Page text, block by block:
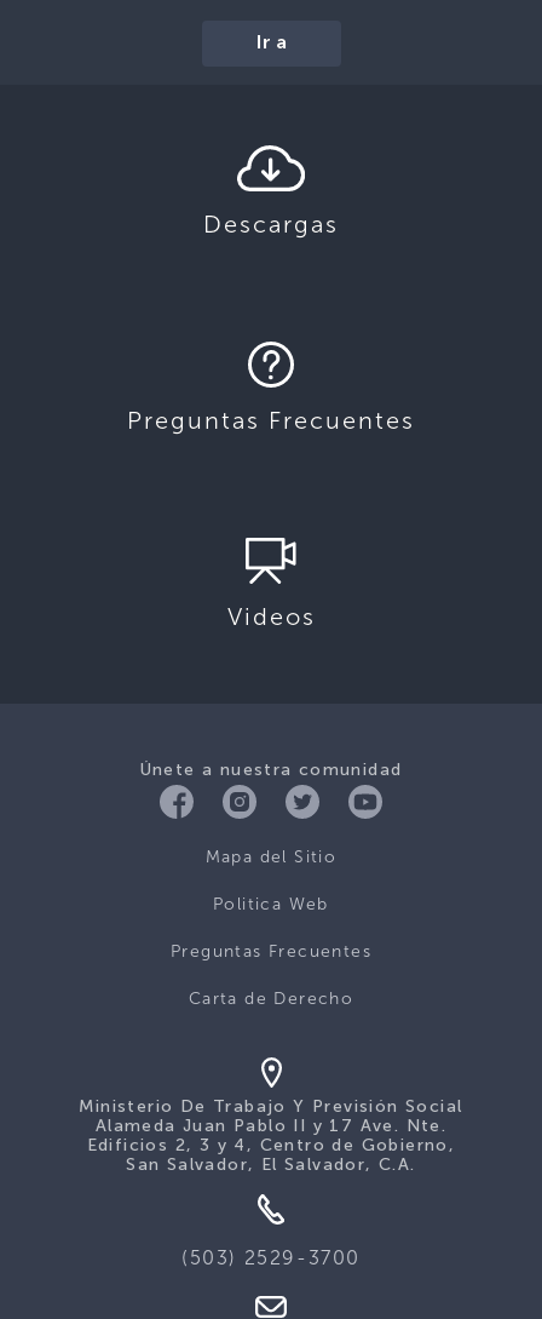
Ir a
Descargas
Preguntas Frecuentes
Videos
Únete a nuestra comunidad
Mapa del Sitio
Politica Web
Preguntas Frecuentes
Carta de Derecho
Ministerio De Trabajo Y Previsión Social
Alameda Juan Pablo II y 17 Ave. Nte.
Edificios 2, 3 y 4, Centro de Gobierno,
San Salvador, El Salvador, C.A.
(503) 2529-3700